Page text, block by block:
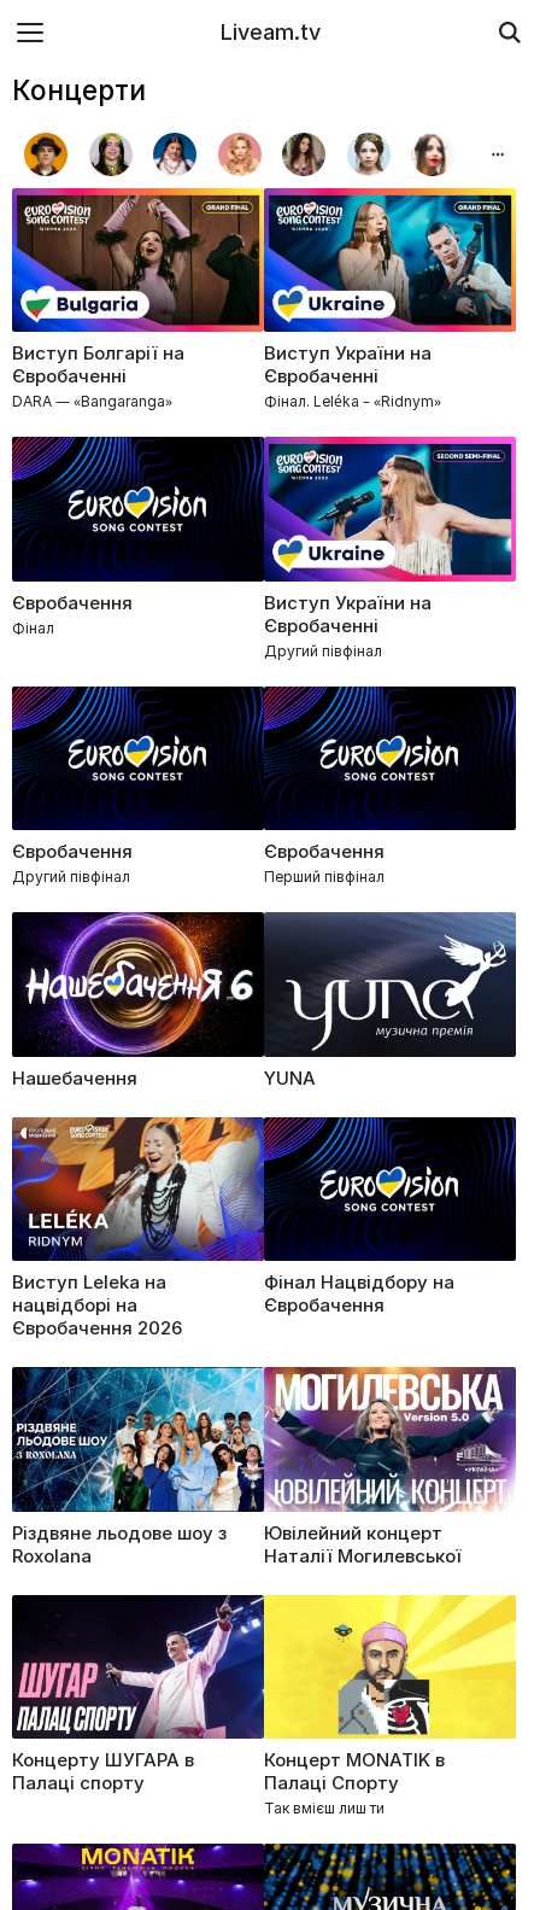
Liveam.tv
Концерти
Виступ Болгарії на
Євробаченні
DARA — «Bangaranga»
Виступ України на
Євробаченні
Фінал. Leléka – «Ridnym»
Євробачення
Фінал
Виступ України на
Євробаченні
Другий півфінал
Євробачення
Другий півфінал
Євробачення
Перший півфінал
Нашебачення YUNA
Виступ Leleka на
нацвідборі на
Євробачення 2026
Фінал Нацвідбору на
Євробачення
Різдвяне льодове шоу з
Roxolana
Ювілейний концерт
Наталії Могилевської
Концерту ШУГАРА в
Палаці спорту
Концерт MONATIK в
Палаці Спорту
Так вмієш лиш ти